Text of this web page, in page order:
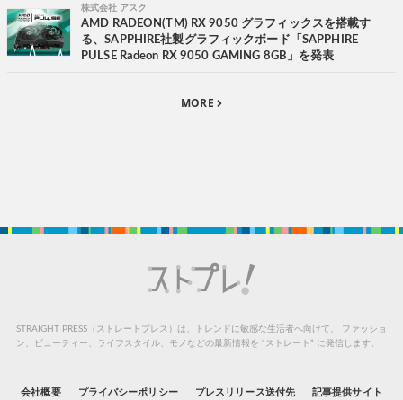
株式会社 アスク
AMD RADEON(TM) RX 9050 グラフィックスを搭載す
る、SAPPHIRE社製グラフィックボード「SAPPHIRE
PULSE Radeon RX 9050 GAMING 8GB」を発表
MORE
STRAIGHT PRESS（ストレートプレス）は、トレンドに敏感な生活者へ向けて、
ファッショ
ン、ビューティー、ライフスタイル、モノなどの最新情報を “ストレート” に発信します。
会社概要 プライバシーポリシー プレスリリース送付先 記事提供サイト